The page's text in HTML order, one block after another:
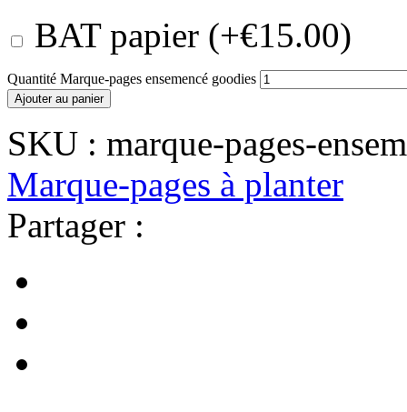
BAT papier (+€15.00)
Quantité Marque-pages ensemencé goodies
Ajouter au panier
SKU : marque-pages-
Marque-pages à planter
Partager :